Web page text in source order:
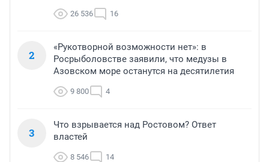
26 536 16
2
«Рукотворной возможности нет»: в
Росрыболовстве заявили, что медузы в
Азовском море останутся на десятилетия
9 800 4
3
Что взрывается над Ростовом? Ответ
властей
8 546 14